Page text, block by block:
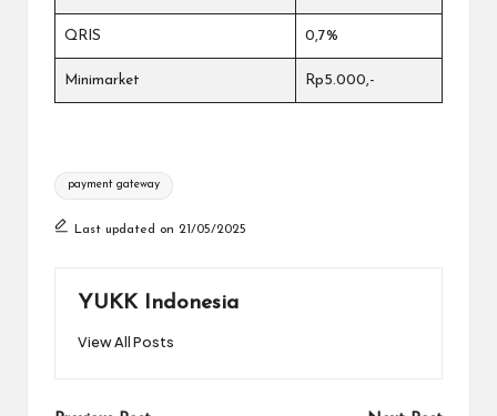
QRIS 0,7%
Minimarket Rp5.000,-
Tags:
payment gateway
Last updated on 21/05/2025
YUKK Indonesia
View All Posts